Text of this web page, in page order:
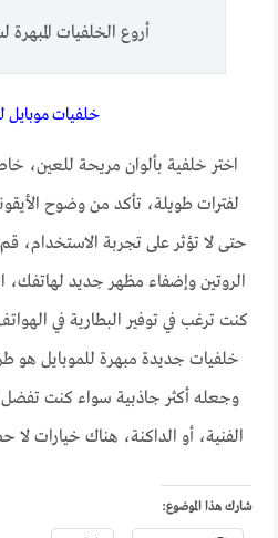
أروع الخلفيات
خلفيات موبايل
اختر خلفية بألوان مريحة للعين،
لفترات طويلة، تأكد من وضوح
حتى لا تؤثر على تجربة الاستخدام،
الروتين وإضفاء مظهر جديد لهاتفك،
خلفيات جديدة مبهرة للموبايل هو
وجعله أكثر جاذبية سواء كنت تفضل
الفنية، أو الداكنة، هناك خيارات
شارك هذا الموضوع: